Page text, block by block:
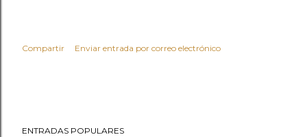
Compartir Enviar entrada por correo electrónico
ENTRADAS POPULARES